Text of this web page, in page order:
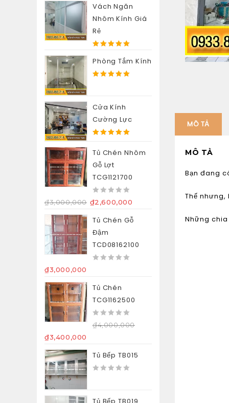
MÔ TẢ
MÔ TẢ
Bạn đang
Thế nhưng,
Những
5
Vách Ngăn
Nhôm Kính Giá
Rẻ
5
Phòng Tắm Kính
Cửa Kính
Cường Lực
5
Tủ Chén Nhôm
Gỗ Lợt
TCG1121700
0
of
₫3,000,000 ₫2,600,000
Tủ Chén Gỗ
Đậm
TCD08162100
of
₫3,000,000
Tủ Chén
TCG1162500
0
₫4,000,000
₫3,400,000
Tủ Bếp TB015
Tủ Bếp TB019